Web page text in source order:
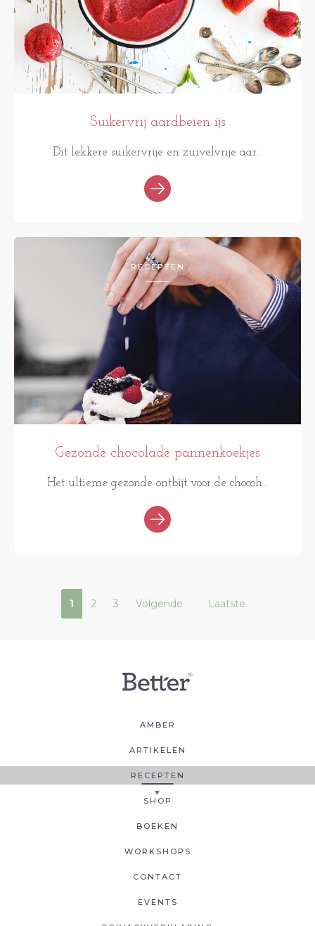
Suikervrij aardbeien ijs
Dit lekkere suikervrije en zuivelvrije aar...
RECEPTEN
Gezonde chocolade pannenkoekjes
Het ultieme gezonde ontbijt voor de chocoh...
1 2 3 Volgende Laatste
AMBER
ARTIKELEN
RECEPTEN
SHOP
BOEKEN
WORKSHOPS
CONTACT
EVENTS